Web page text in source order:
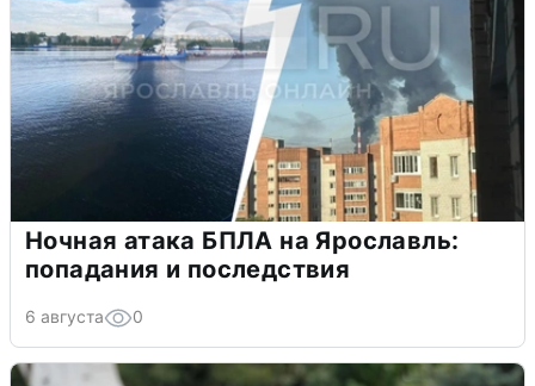
Ночная атака БПЛА на Ярославль:
попадания и последствия
6 августа 0